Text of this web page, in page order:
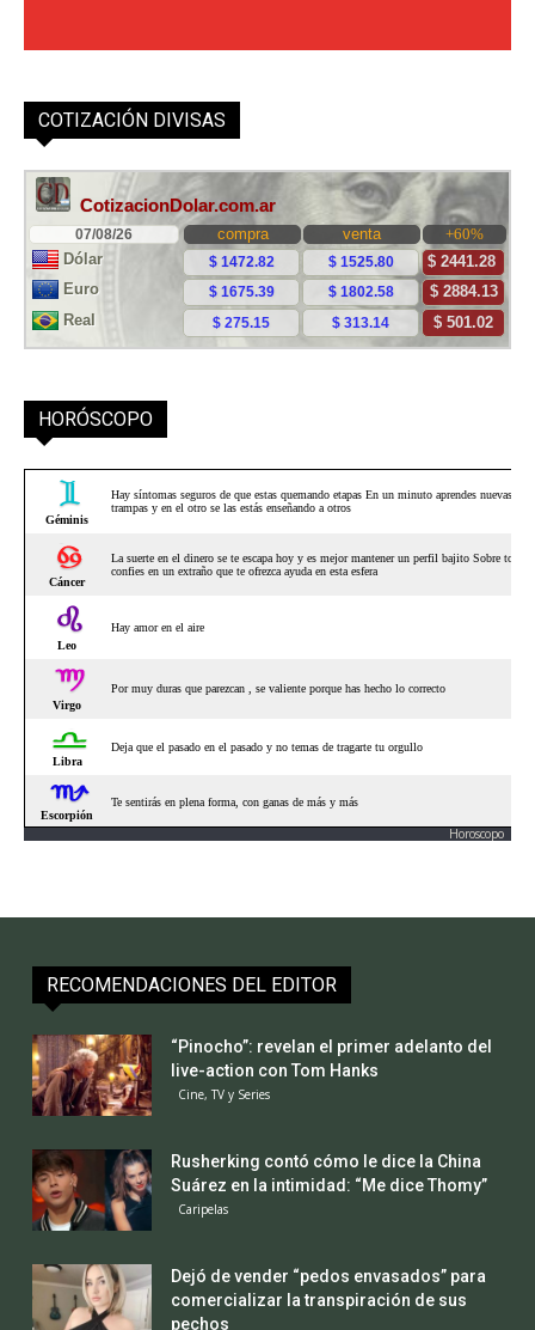
COTIZACIÓN DIVISAS
HORÓSCOPO
Horoscopo
RECOMENDACIONES DEL EDITOR
“Pinocho”: revelan el primer adelanto del
live-action con Tom Hanks
Cine, TV y Series
Rusherking contó cómo le dice la China
Suárez en la intimidad: “Me dice Thomy”
Caripelas
Dejó de vender “pedos envasados” para
comercializar la transpiración de sus
pechos